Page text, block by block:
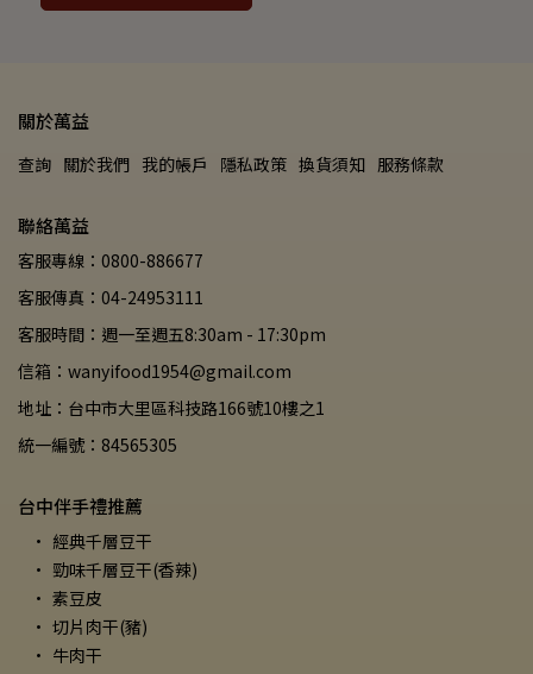
關於萬益
查詢 關於我們 我的帳戶 隱私政策 換貨須知 服務條款
聯絡萬益
客服專線：0800-886677
客服傳真：04-24953111
客服時間：週一至週五8:30am - 17:30pm
信箱：wanyifood1954@gmail.com
地址：台中市大里區科技路166號10樓之1
統一編號：84565305
台中伴手禮推薦
經典千層豆干
勁味千層豆干(香辣)
素豆皮
切片肉干(豬)
牛肉干